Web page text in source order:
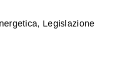
Legislazione